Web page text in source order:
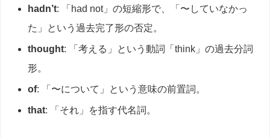
hadn’t: 「had not」の短縮形で、「〜していなかっ
た」という過去完了形の否定。
thought: 「考える」という動詞「think」の過去分詞
形。
of: 「〜について」という意味の前置詞。
that: 「それ」を指す代名詞。